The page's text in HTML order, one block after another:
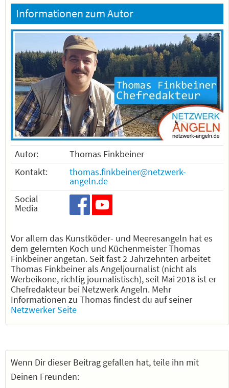
Informationen zum Autor
Autor:
Thomas Finkbeiner
Kontakt:
thomas.finkbeiner@netzwerk-
angeln.de
Social
Media
Vor allem das Kunstköder- und Meeresangeln hat es
dem gelernten Koch und Küchenmeister Thomas
Finkbeiner angetan. Seit fast 2 Jahrzehnten arbeitet
Thomas Finkbeiner als Angeljournalist (nicht als
Werbeikone, richtig journalistisch), seit Mai 2018 ist er
Chefredakteur bei Netzwerk Angeln. Mehr
Informationen zu Thomas findest du auf seiner
Netzwerker Seite
Wenn Dir dieser Beitrag gefallen hat, teile ihn mit
Deinen Freunden: